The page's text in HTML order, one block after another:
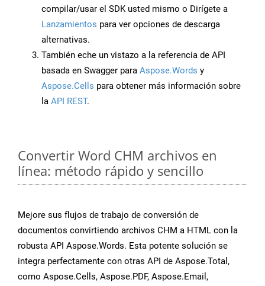
compilar/usar el SDK usted mismo o Dirígete a
Lanzamientos para ver opciones de descarga
alternativas.
También eche un vistazo a la referencia de API
basada en Swagger para Aspose.Words y
Aspose.Cells para obtener más información sobre
la API REST.
Convertir Word CHM archivos en
línea: método rápido y sencillo
Mejore sus flujos de trabajo de conversión de
documentos convirtiendo archivos CHM a HTML con la
robusta API Aspose.Words. Esta potente solución se
integra perfectamente con otras API de Aspose.Total,
como Aspose.Cells, Aspose.PDF, Aspose.Email,